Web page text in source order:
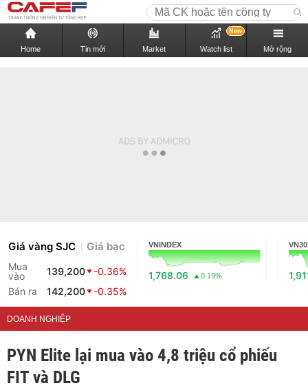
Home Tin mới Market Watch list
New
Mở rộng
Giá vàng SJC Giá bạc
Mua
vào
139,200
-0.36%
Bán ra
142,200 -0.35%
VNINDEX
1,768.06 0.19%
VN30
DOANH NGHIỆP
PYN Elite lại mua vào 4,8 triệu cổ phiếu
FIT và DLG